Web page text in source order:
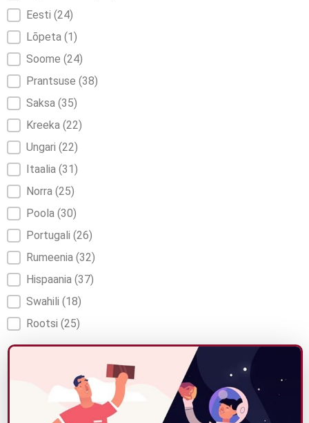
Eesti (24)
Lõpeta (1)
Soome (24)
Prantsuse (38)
Saksa (35)
Kreeka (22)
Ungari (22)
Itaalia (31)
Norra (25)
Poola (30)
Portugali (26)
Rumeenia (32)
Hispaania (37)
Swahili (18)
Rootsi (25)